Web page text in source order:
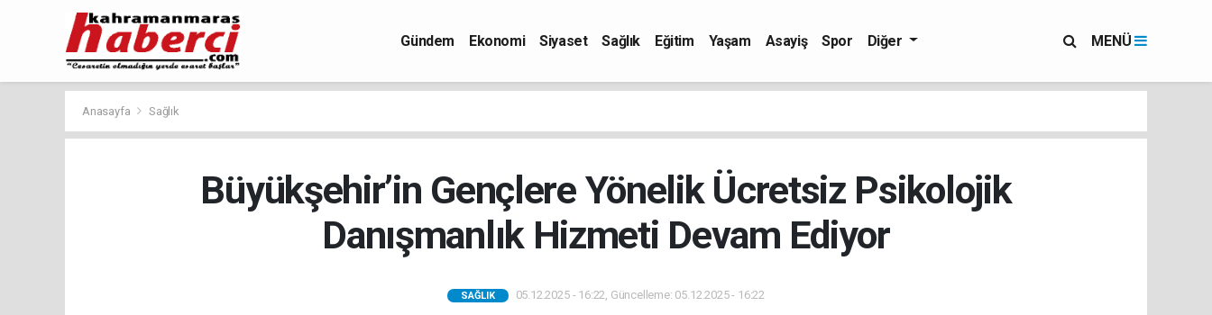
Gündem Ekonomi Siyaset Sağlık Eğitim Yaşam Asayiş Spor Diğer MENÜ
Anasayfa Sağlık
Büyükşehir’in Gençlere Yönelik Ücretsiz Psikolojik
Danışmanlık Hizmeti Devam Ediyor
SAĞLIK 05.12.2025 - 16:22, Güncelleme: 05.12.2025 - 16:22